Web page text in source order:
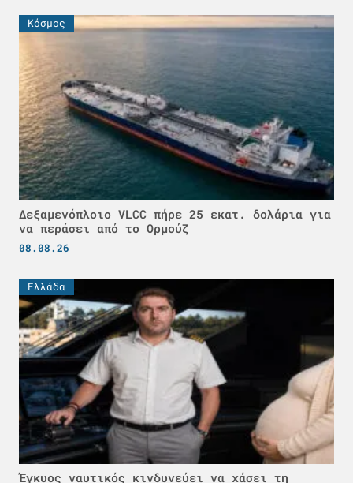
Κόσμος
Δεξαμενόπλοιο VLCC πήρε 25 εκατ. δολάρια για
να περάσει από το Ορμούζ
08.08.26
Ελλάδα
Έγκυος ναυτικός κινδυνεύει να χάσει τη